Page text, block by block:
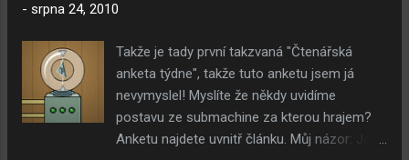
___________________________________
________________ Vladana - Agentka Kara
(CF) Originální velikost
___________________________________
_____________ Já - Náměstí v DaymareTown
4 (DMT4) Originální velikost
- srpna 24, 2010
Takže je tady první takzvaná "Čtenářská
anketa týdne", takže tuto anketu jsem já
nevymyslel! Myslíte že někdy uvidíme
postavu ze submachine za kterou hrajem?
Anketu najdete uvnitř článku. Můj názor: Já